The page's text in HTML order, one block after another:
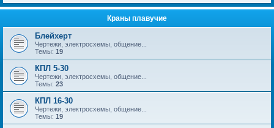
Краны плавучие
Блейхерт
Чертежи, электросхемы, общение...
Темы: 19
КПЛ 5-30
Чертежи, электросхемы, общение...
Темы: 23
КПЛ 16-30
Чертежи, электросхемы, общение...
Темы: 19